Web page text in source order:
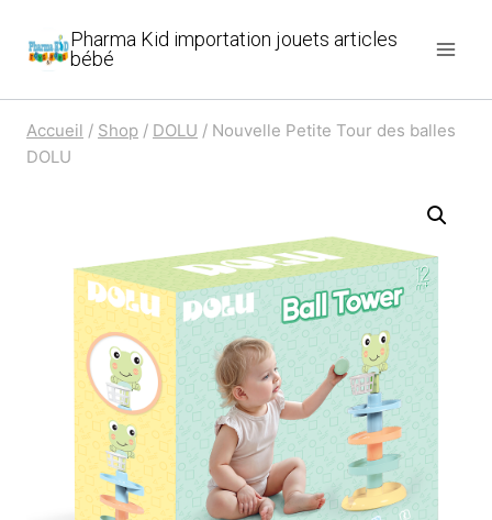
Pharma Kid importation jouets articles
bébé
Accueil / Shop / DOLU / Nouvelle Petite Tour des balles
DOLU